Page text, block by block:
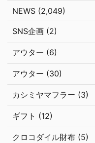
NEWS (2,049)
SNS企画 (2)
アウター (6)
アウター (30)
カシミヤマフラー (3)
ギフト (12)
クロコダイル財布 (5)